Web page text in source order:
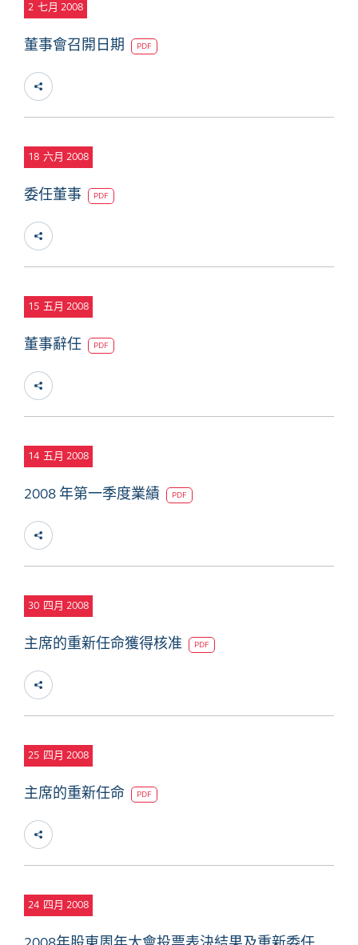
2 七月 2008
董事會召開日期 PDF
18 六月 2008
委任董事 PDF
15 五月 2008
董事辭任 PDF
14 五月 2008
2008 年第一季度業績 PDF
30 四月 2008
主席的重新任命獲得核准 PDF
25 四月 2008
主席的重新任命 PDF
24 四月 2008